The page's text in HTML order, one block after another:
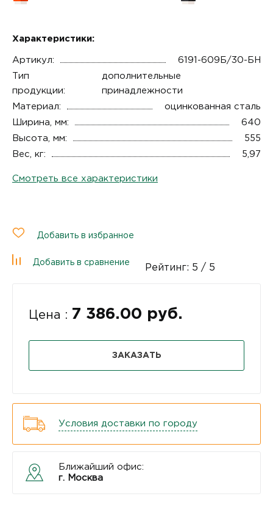
Характеристики:
Артикул:
6191-609Б/30-БН
Тип
продукции:
дополнительные
принадлежности
Материал:
оцинкованная сталь
Ширина, мм:
640
Высота, мм:
555
Вес, кг:
5,97
Смотреть все характеристики
Добавить в избранное
Добавить в сравнение
Рейтинг: 5 / 5
Цена : 7 386.00 руб.
ЗАКАЗАТЬ
Условия доставки по городу
Ближайший офис:
г. Москва